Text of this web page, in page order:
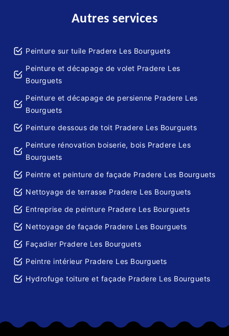
Autres services
Peinture sur tuile Pradere Les Bourguets
Peinture et décapage de volet Pradere Les
Bourguets
Peinture et décapage de persienne Pradere Les
Bourguets
Peinture dessous de toit Pradere Les Bourguets
Peinture rénovation boiserie, bois Pradere Les
Bourguets
Peintre et peinture de façade Pradere Les Bourguets
Nettoyage de terrasse Pradere Les Bourguets
Entreprise de peinture Pradere Les Bourguets
Nettoyage de façade Pradere Les Bourguets
Façadier Pradere Les Bourguets
Peintre intérieur Pradere Les Bourguets
Hydrofuge toiture et façade Pradere Les Bourguets